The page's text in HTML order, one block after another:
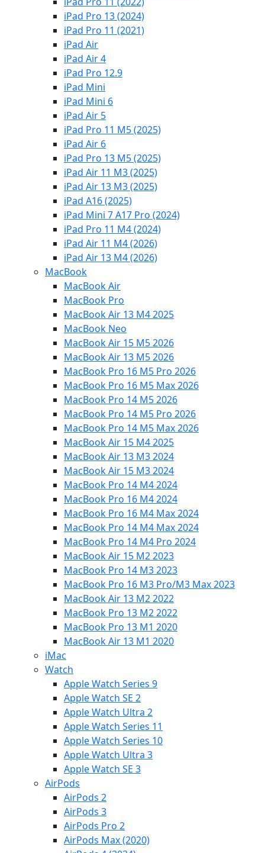
iPad Pro 13 (2024)
iPad Pro 11 (2021)
iPad Air
iPad Air 4
iPad Pro 12.9
iPad Mini
iPad Mini 6
iPad Air 5
iPad Pro 11 M5 (2025)
iPad Air 6
iPad Pro 13 M5 (2025)
iPad Air 11 M3 (2025)
iPad Air 13 M3 (2025)
iPad A16 (2025)
iPad Mini 7 A17 Pro (2024)
iPad Pro 11 M4 (2024)
iPad Air 11 M4 (2026)
iPad Air 13 M4 (2026)
MacBook
MacBook Air
MacBook Pro
MacBook Air 13 M4 2025
MacBook Neo
MacBook Air 15 M5 2026
MacBook Air 13 M5 2026
MacBook Pro 16 M5 Pro 2026
MacBook Pro 16 M5 Max 2026
MacBook Pro 14 M5 2026
MacBook Pro 14 M5 Pro 2026
MacBook Pro 14 M5 Max 2026
MacBook Air 15 M4 2025
MacBook Air 13 M3 2024
MacBook Air 15 M3 2024
MacBook Pro 14 M4 2024
MacBook Pro 16 M4 2024
MacBook Pro 16 M4 Max 2024
MacBook Pro 14 M4 Max 2024
MacBook Pro 14 M4 Pro 2024
MacBook Air 15 M2 2023
MacBook Pro 14 M3 2023
MacBook Pro 16 M3 Pro/M3 Max 2023
MacBook Air 13 M2 2022
MacBook Pro 13 M2 2022
MacBook Pro 13 M1 2020
MacBook Air 13 M1 2020
iMac
Watch
Apple Watch Series 9
Apple Watch SE 2
Apple Watch Ultra 2
Apple Watch Series 11
Apple Watch Series 10
Apple Watch Ultra 3
Apple Watch SE 3
AirPods
AirPods 2
AirPods 3
AirPods Pro 2
AirPods Max (2020)